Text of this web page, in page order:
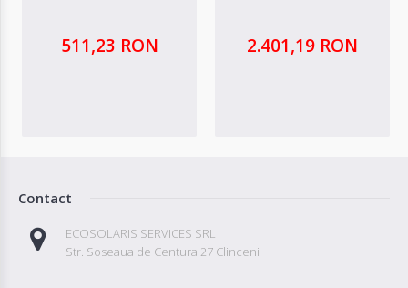
511,23 RON 2.401,19 RON
Contact
ECOSOLARIS SERVICES SRL
Str. Soseaua de Centura 27 Clinceni